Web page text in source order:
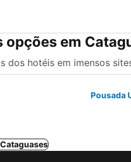
opções em
dos hotéis em imensos
Pousada